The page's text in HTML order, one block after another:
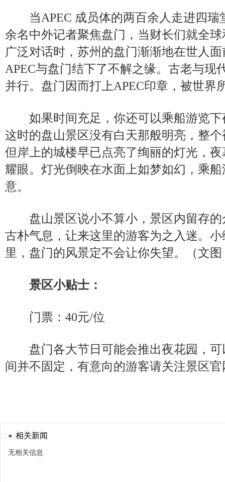
当APEC 成员体的两百余人走进四瑞
余名中外记者聚焦盘门，当财长们就全
广泛对话时，苏州的盘门渐渐地在世人
APEC与盘门结下了不解之缘。古老与现
并行。盘门因而打上APEC印章，被世界
如果时间充足，你还可以乘船游览下
这时的盘山景区没有白天那般明亮，整
但岸上的城楼早已点亮了绚丽的灯光，
耀眼。灯光倒映在水面上如梦如幻，乘
意。
盘山景区说小不算小，景区内留存的
古朴气息，让来这里的游客为之入迷。
里，盘门的风景定不会让你失望。（文
景区小贴士：
门票：40元/位
盘门各大节日可能会推出夜花园，可
间并不固定，有意向的游客请关注景区
相关新闻
无相关信息